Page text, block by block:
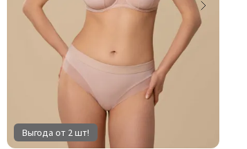
Выгода от 2 шт!